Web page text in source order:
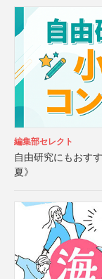
編集部セレクト
自由研究にもおす
夏》